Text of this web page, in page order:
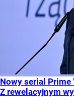
Nowy serial
Z rewelacyjnym